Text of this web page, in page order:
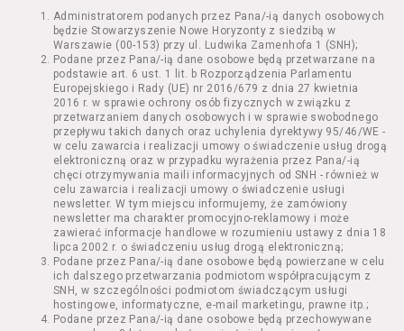
wykorzystaniem Serwisu;
Seans – organizowany przez Usługodawcę
w Kinie Nowe Horyzonty we Wrocławiu (ul.
Kazimierza Wielkiego 19a-21) pokaz filmu nie
stanowiący części Wydarzenia;
Wydarzenie – organizowany przez
Usługodawcę w Kinie Nowe Horyzonty we
Wrocławiu (ul. Kazimierza Wielkiego 19a-21)
festiwal filmowy, przegląd filmowy, pokaz
specjalny, performance, opera, koncert lub
inna podobna impreza;
Kurs – zajęcia organizowane przez
Organizatora będące przedsięwzięciem o
charakterze edukacyjnym;
Bilety – dokumenty potwierdzające zawarcie
umowy z Usługodawcą i uprawniające do
wzięcia udziału w Seansie lub w części
określonego Wydarzenia;
Administratorem podanych przez Pana/-ią danych osobowych
będzie Stowarzyszenie Nowe Horyzonty z siedzibą w
Warszawie (00-153) przy ul. Ludwika Zamenhofa 1 (SNH);
Podane przez Pana/-ią dane osobowe będą przetwarzane na
podstawie art. 6 ust. 1 lit. b Rozporządzenia Parlamentu
Europejskiego i Rady (UE) nr 2016/679 z dnia 27 kwietnia
2016 r. w sprawie ochrony osób fizycznych w związku z
przetwarzaniem danych osobowych i w sprawie swobodnego
przepływu takich danych oraz uchylenia dyrektywy 95/46/WE -
w celu zawarcia i realizacji umowy o świadczenie usług drogą
elektroniczną oraz w przypadku wyrażenia przez Pana/-ią
chęci otrzymywania maili informacyjnych od SNH - również w
celu zawarcia i realizacji umowy o świadczenie usługi
newsletter. W tym miejscu informujemy, że zamówiony
newsletter ma charakter promocyjno-reklamowy i może
zawierać informacje handlowe w rozumieniu ustawy z dnia 18
lipca 2002 r. o świadczeniu usług drogą elektroniczną;
Podane przez Pana/-ią dane osobowe będą powierzane w celu
ich dalszego przetwarzania podmiotom współpracującym z
SNH, w szczególności podmiotom świadczącym usługi
hostingowe, informatyczne, e-mail marketingu, prawne itp.;
Podane przez Pana/-ią dane osobowe będą przechowywane